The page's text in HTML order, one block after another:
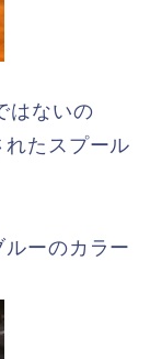
はないの
たスプール
ーのカラー